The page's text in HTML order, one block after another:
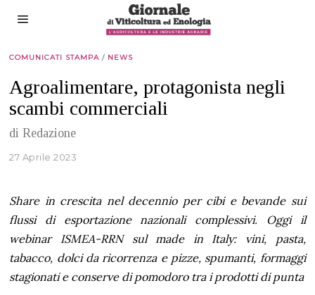
COMUNICATI STAMPA / NEWS
Agroalimentare, protagonista negli
scambi commerciali
di Redazione
27 Aprile 2023
Share in crescita nel decennio per cibi e bevande sui
flussi di esportazione nazionali complessivi.
Oggi il
webinar ISMEA-RRN sul made in Italy: vini, pasta,
tabacco, dolci da ricorrenza e pizze, spumanti, formaggi
stagionati e conserve di pomodoro tra i prodotti di punta